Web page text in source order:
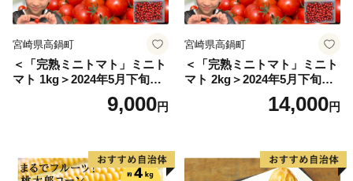
宮崎県高鍋町
＜「完熟ミニトマト」ミニト
マト 1kg＞2024年5月下旬迄
に順次出荷 野菜ソムリエサ
ミット アルル・リリカ共に
県 高鍋町産 産地直送 有機肥
料使用 高糖度 西森農園
9,000円
宮崎県高鍋町
＜「完熟ミニトマト」ミニト
マト 2kg＞2024年5月下旬迄
に順次出荷 野菜ソムリエサ
ミット アルル・リリカ共に
県 高鍋町産 産地直送 有機肥
料使用 高糖度 西森農園
14,000円